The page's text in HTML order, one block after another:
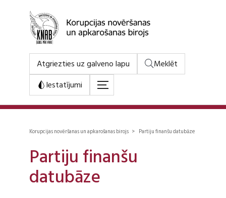
Atgriezties uz galveno lapu
Meklēt
Iestatījumi
Korupcijas novēršanas un apkarošanas birojs > Partiju finanšu datubāze
Partiju finanšu
datubāze